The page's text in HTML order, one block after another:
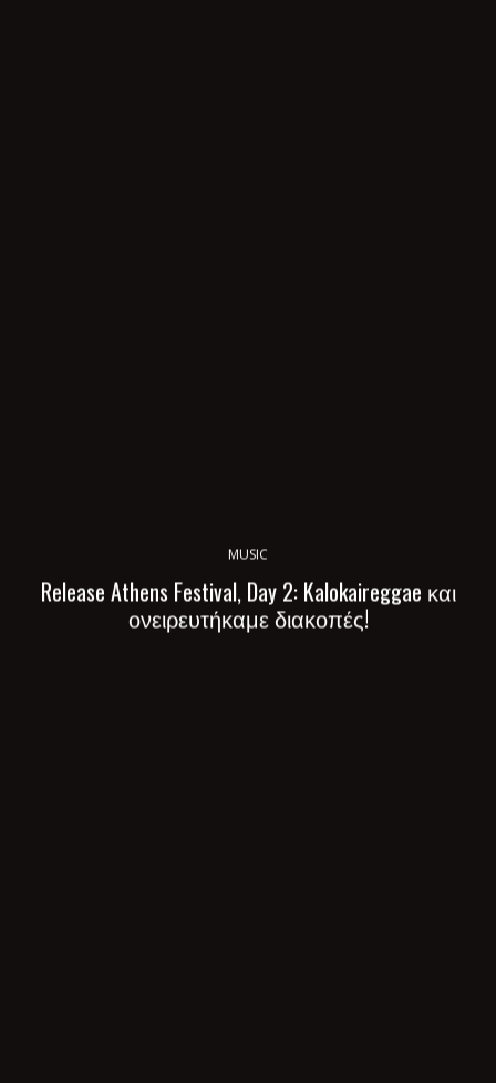
MUSIC
Release Athens Festival, Day 2: Kalokaireggae και
ονειρευτήκαμε διακοπές!